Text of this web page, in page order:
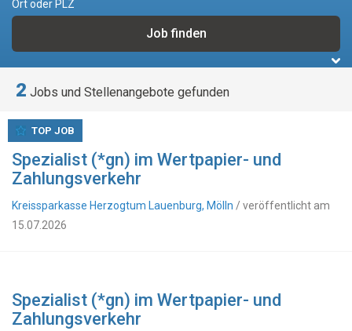
Ort oder PLZ
2 Jobs und Stellenangebote gefunden
Spezialist (*gn) im Wertpapier- und
Zahlungsverkehr
Kreissparkasse Herzogtum Lauenburg, Mölln / veröffentlicht am
15.07.2026
TOP JOB
Spezialist (*gn) im Wertpapier- und
Zahlungsverkehr